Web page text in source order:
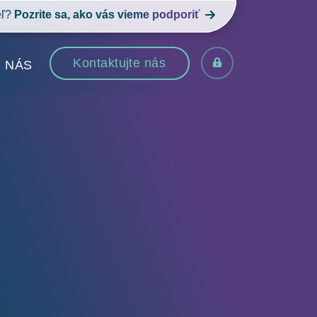
Pozrite sa, ako vás vieme podporiť
NÁS Kontaktujte nás